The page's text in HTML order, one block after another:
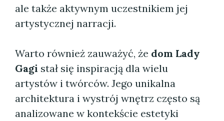
ale także aktywnym uczestnikiem jej
artystycznej narracji.
Warto również zauważyć, że dom Lady
Gagi stał się inspiracją dla wielu
artystów i twórców. Jego unikalna
architektura i wystrój wnętrz często są
analizowane w kontekście estetyki